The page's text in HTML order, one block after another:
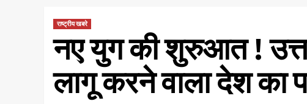
राष्ट्रीय खबरे
नए युग की शुरुआत !
लागू करने वाला देश का